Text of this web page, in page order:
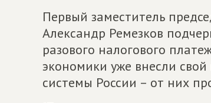
Первый заместитель
Александр Ремезков
разового налогового
экономики уже внесли
системы России – от них